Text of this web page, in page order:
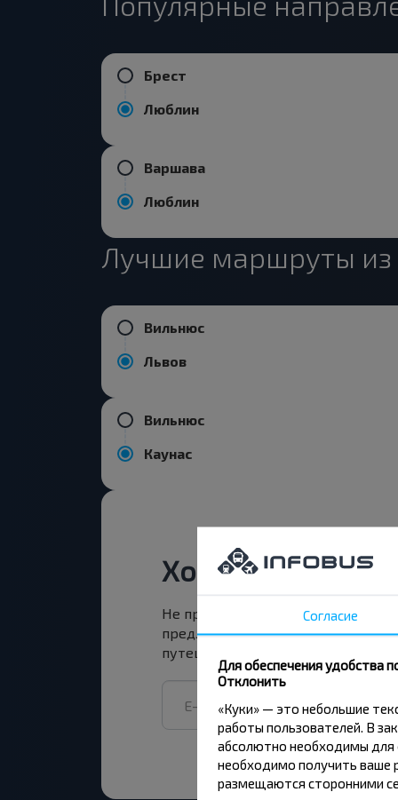
Брест
Люблин
Варшава
Люблин
Лучшие маршруты
Вильнюс
Львов
Вильнюс
Каунас
Хотите
Не пропусти специальные
предложения INFOBUS.
путешествуй с нами дешевле!
Согласие
Для обеспечения удобства
Отклонить
«Куки» — это небольшие
работы пользователей. В
абсолютно необходимы для
необходимо получить ваше
размещаются сторонними